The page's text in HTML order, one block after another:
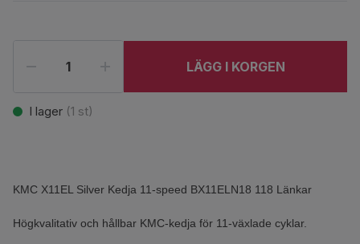
LÄGG I KORGEN
I lager (1 st)
KMC X11EL Silver Kedja 11-speed BX11ELN18 118 Länkar
Högkvalitativ och hållbar KMC-kedja för 11-växlade cyklar.